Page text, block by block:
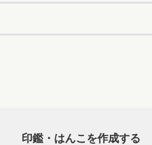
印鑑・はんこを作成する